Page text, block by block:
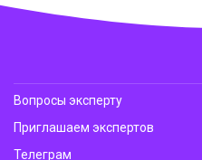
Вопросы эксперту
Приглашаем экспертов
Телеграм